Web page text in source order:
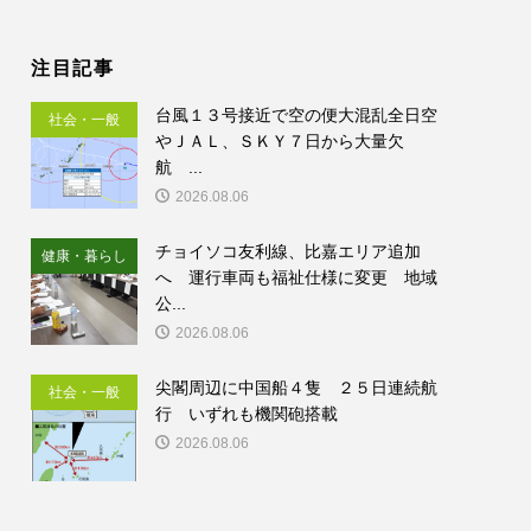
注目記事
社会・一般
台風１３号接近で空の便大混乱全日空
やＪＡＬ、ＳＫＹ７日から大量欠
航 ...
2026.08.06
健康・暮らし
チョイソコ友利線、比嘉エリア追加
へ 運行車両も福祉仕様に変更 地域
公...
2026.08.06
社会・一般
尖閣周辺に中国船４隻 ２５日連続航
行 いずれも機関砲搭載
2026.08.06